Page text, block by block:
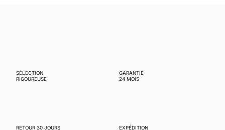
SÉLECTION
RIGOUREUSE
GARANTIE
24 MOIS
RETOUR 30 JOURS
EXPÉDITION